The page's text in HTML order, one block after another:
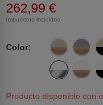
262,99 €
Impuestos incluidos
Color
Producto disponible con